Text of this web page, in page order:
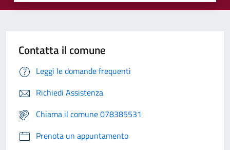
Contatta il comune
Leggi le domande frequenti
Richiedi Assistenza
Chiama il comune 078385531
Prenota un appuntamento